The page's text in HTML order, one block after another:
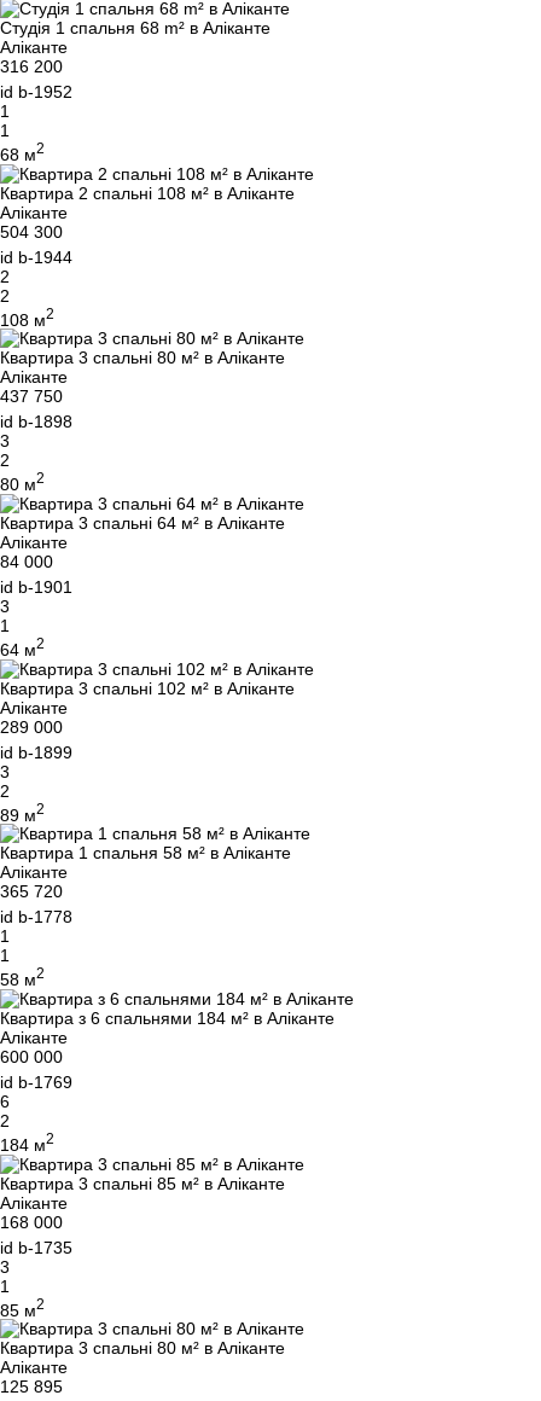
Студія 1 спальня 68 m² в Аліканте
Аліканте
316 200
id b-1952
1
1
68 м2
Квартира 2 спальні 108 м² в Аліканте
Аліканте
504 300
id b-1944
2
2
108 м2
Квартира 3 спальні 80 м² в Аліканте
Аліканте
437 750
id b-1898
3
2
80 м2
Квартира 3 спальні 64 м² в Аліканте
Аліканте
84 000
id b-1901
3
1
64 м2
Квартира 3 спальні 102 м² в Аліканте
Аліканте
289 000
id b-1899
3
2
89 м2
Квартира 1 спальня 58 м² в Аліканте
Аліканте
365 720
id b-1778
1
1
58 м2
Квартира з 6 спальнями 184 м² в Аліканте
Аліканте
600 000
id b-1769
6
2
184 м2
Квартира 3 спальні 85 м² в Аліканте
Аліканте
168 000
id b-1735
3
1
85 м2
Квартира 3 спальні 80 м² в Аліканте
Аліканте
125 895